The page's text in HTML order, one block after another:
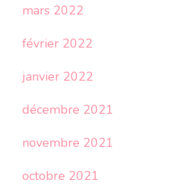
mars 2022
février 2022
janvier 2022
décembre 2021
novembre 2021
octobre 2021